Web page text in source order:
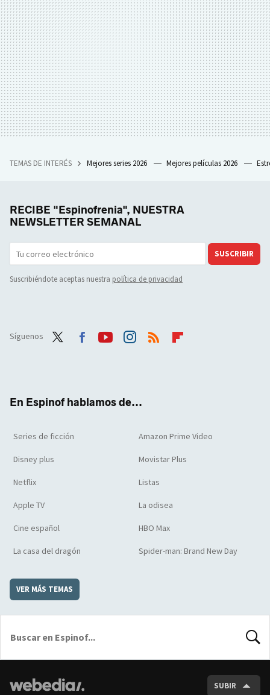
TEMAS DE INTERÉS Mejores series 2026 Mejores películas 2026
RECIBE "Espinofrenia", NUESTRA
NEWSLETTER SEMANAL
SUSCRIBIR
Suscribiéndote aceptas nuestra política de privacidad
Síguenos
En Espinof hablamos de...
Series de ficción Amazon Prime Video
Disney plus Movistar Plus
Netflix Listas
Apple TV La odisea
Cine español HBO Max
La casa del dragón Spider-man: Brand New Day
VER MÁS TEMAS
SUBIR